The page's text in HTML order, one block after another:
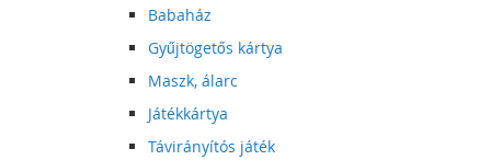
Babaház
Gyűjtögetős kártya
Maszk, álarc
Játékkártya
Távirányítós játék